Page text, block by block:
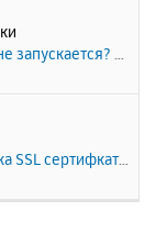
Пи…
SSL сертифката